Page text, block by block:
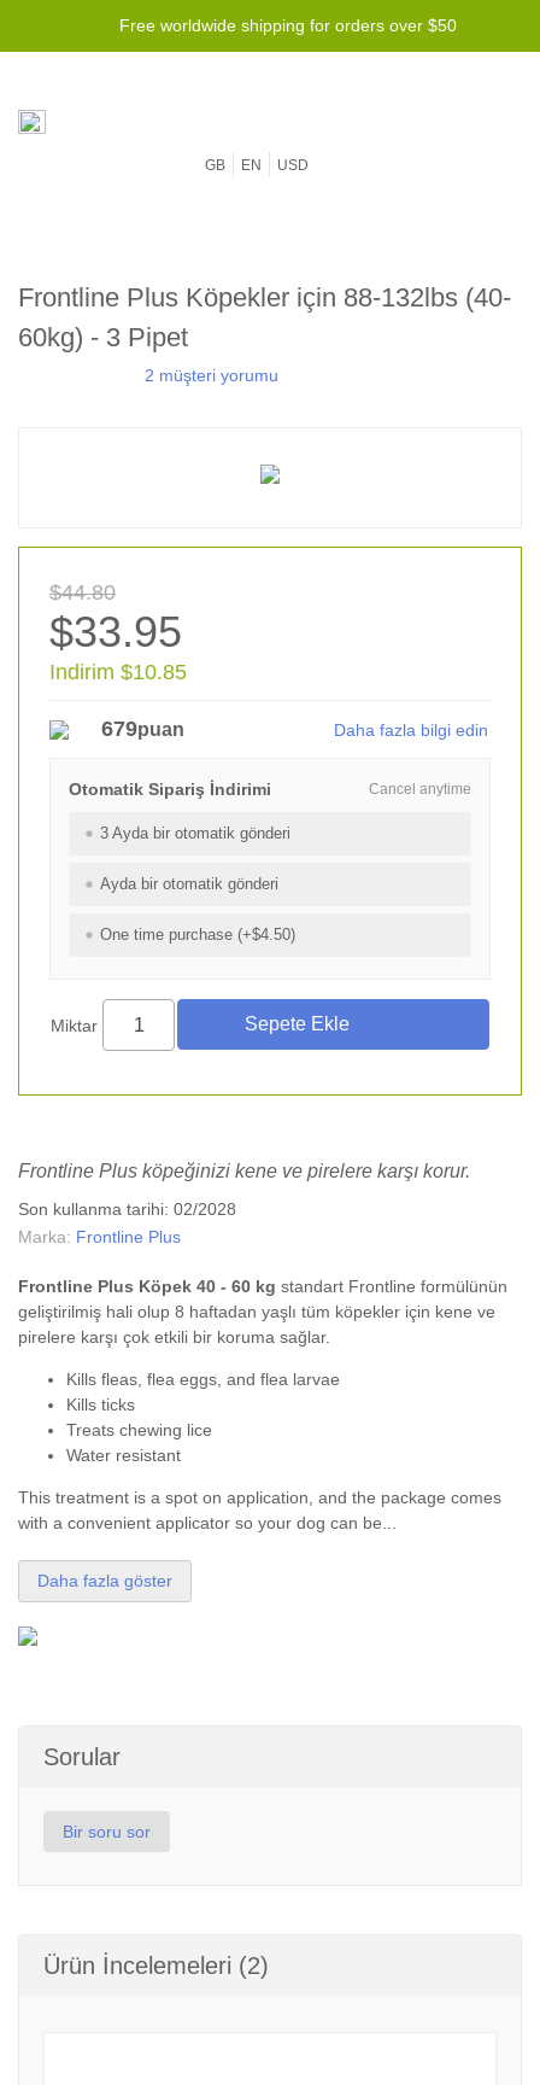
Free worldwide shipping for orders over $50
GB EN USD
Frontline Plus Köpekler için 88-132lbs (40-
60kg) - 3 Pipet
2 müşteri yorumu
$44.80
$33.95
Indirim $10.85
679puan Daha fazla bilgi edin
Cancel anytime
Otomatik Sipariş İndirimi
3 Ayda bir otomatik gönderi
Ayda bir otomatik gönderi
One time purchase (+$4.50)
Miktar
Frontline Plus köpeğinizi kene ve pirelere karşı korur.
Son kullanma tarihi: 02/2028
Marka: Frontline Plus
Frontline Plus Köpek 40 - 60 kg standart Frontline formülünün
geliştirilmiş hali olup 8 haftadan yaşlı tüm köpekler için kene ve
pirelere karşı çok etkili bir koruma sağlar.
Kills fleas, flea eggs, and flea larvae
Kills ticks
Treats chewing lice
Water resistant
This treatment is a spot on application, and the package comes
with a convenient applicator so your dog can be...
Daha fazla göster
Sorular
Bir soru sor
Ürün İncelemeleri (2)